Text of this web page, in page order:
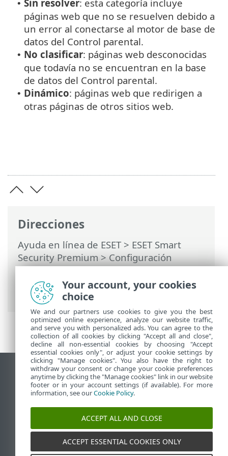
Direcciones
Ayuda en línea de ESET> ESET Smart
Security Premium>Configuración
avanzada>Protecciones>Protección del
acceso a la Web >Control parental>
Cuentas de usuario
> Categorías
• Sin resolver: esta categoría incluye
páginas web que no se resuelven debido a
un error al conectarse al motor de base de
datos del Control parental.
• No clasificar: páginas web desconocidas
que todavía no se encuentran en la base
de datos del Control parental.
• Dinámico: páginas web que redirigen a
otras páginas de otros sitios web.
Ver sitio para ordenador
End of Life
Base de conocimiento de ESET
Foro de ESET
ESET Status Portal
Soporte técnico regional
Your account, your cookies
choice
We and our partners use cookies to give you the best
optimized online experience, analyze our website traffic,
and serve you with personalized ads. You can agree to the
collection of all cookies by clicking "Accept all and close",
decline all non-essential cookies by choosing "Accept
essential cookies only", or adjust your cookie settings by
clicking "Manage cookies". You also have the right to
withdraw your consent or change your cookie preferences
anytime by clicking the "Manage cookies" link in our website
footer or in your account settings (if available). For more
information, see ourCookie Policy.
ACCEPT ALL AND CLOSE
ACCEPT ESSENTIAL COOKIES ONLY